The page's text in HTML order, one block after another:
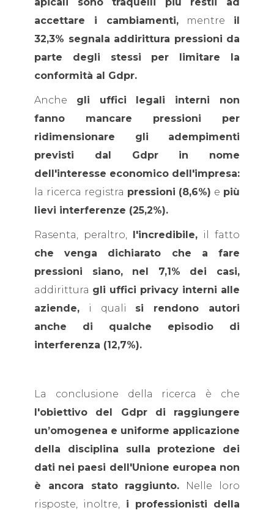
accettare i cambiamenti,mentre il
32,3% segnala addirittura pressioni da
parte degli stessi per limitare la
conformità al Gdpr.
Anche gli uffici legali interni non
fanno mancare pressioni per
ridimensionare gli adempimenti
previsti dal Gdpr in nome
dell'interesse economico dell'impresa:
la ricerca registra pressioni (8,6%) e più
lievi interferenze (25,2%).
Rasenta, peraltro, l'incredibile, il fatto
che venga dichiarato che a fare
pressioni siano, nel 7,1% dei casi,
addirittura gli uffici privacy interni alle
aziende, i quali si rendono autori
anche di qualche episodio di
interferenza (12,7%).
La conclusione della ricerca è che
l'obiettivo del Gdpr di raggiungere
un’omogenea e uniforme applicazione
della disciplina sulla protezione dei
dati nei paesi dell'Unione europea non
è ancora stato raggiunto. Nelle loro
risposte, inoltre, i professionisti della